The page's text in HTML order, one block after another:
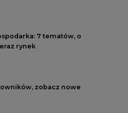
7 tematów, o
rynek
zobacz nowe